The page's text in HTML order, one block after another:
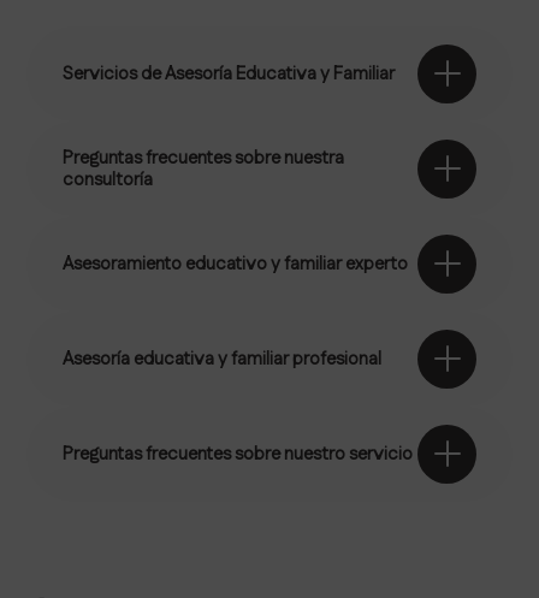
Servicios de Asesoría Educativa y Familiar
Preguntas frecuentes sobre nuestra
consultoría
Asesoramiento educativo y familiar experto
Asesoría educativa y familiar profesional
Preguntas frecuentes sobre nuestro servicio